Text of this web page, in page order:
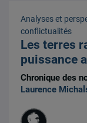
Analyses et
conflictualités
Les terres
puissance
Chronique des
Laurence